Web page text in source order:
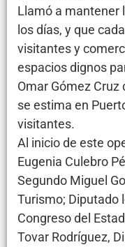
Llamó a mantener
los días, y que
visitantes y
espacios dignos
Omar Gómez
se estima en
visitantes.
Al inicio de este
Eugenia Culebro
Segundo Miguel
Turismo; Diputado
Congreso del
Tovar Rodríguez,